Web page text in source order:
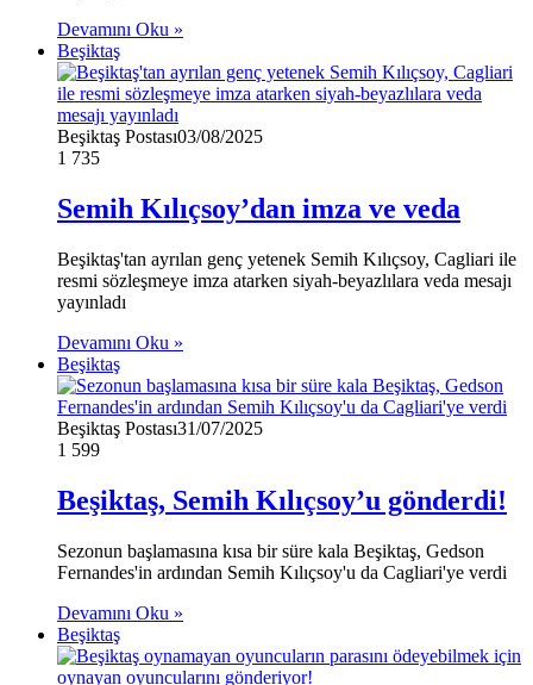
Devamını Oku »
Beşiktaş
Beşiktaş Postası03/08/2025
1 735
Semih Kılıçsoy’dan imza ve veda
Beşiktaş'tan ayrılan genç yetenek Semih Kılıçsoy, Cagliari ile
resmi sözleşmeye imza atarken siyah-beyazlılara veda mesajı
yayınladı
Devamını Oku »
Beşiktaş
Beşiktaş Postası31/07/2025
1 599
Beşiktaş, Semih Kılıçsoy’u gönderdi!
Sezonun başlamasına kısa bir süre kala Beşiktaş, Gedson
Fernandes'in ardından Semih Kılıçsoy'u da Cagliari'ye verdi
Devamını Oku »
Beşiktaş